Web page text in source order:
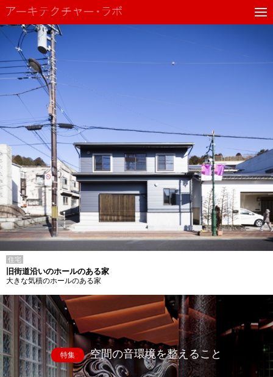
住宅
旧街道沿いのホールのある家
大きな気積のホールのある家
特集 空間の音環境を整えること